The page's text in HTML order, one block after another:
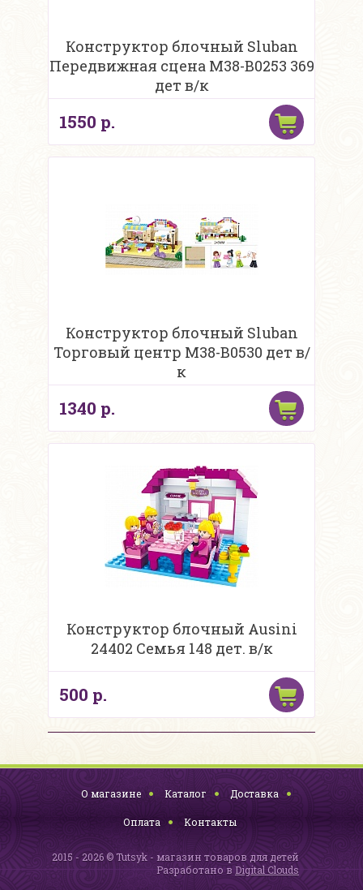
Конструктор блочный Sluban
Передвижная сцена М38-В0253 369
дет в/к
1550 р.
Конструктор блочный Sluban
Торговый центр M38-B0530 дет в/
к
1340 р.
Конструктор блочный Ausini
24402 Семья 148 дет. в/к
500 р.
О магазине Каталог Доставка
Оплата Контакты
2015 - 2026 © Tutsyk - магазин товаров для детей
Разработано в Digital Clouds